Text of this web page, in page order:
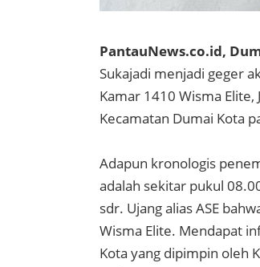
PantauNews.co.id,
Sukajadi menjadi geger
Kamar 1410 Wisma Elite,
Kecamatan Dumai Kota
Adapun kronologis
adalah sekitar pukul
sdr. Ujang alias ASE
Wisma Elite. Mendapat
Kota yang dipimpin oleh